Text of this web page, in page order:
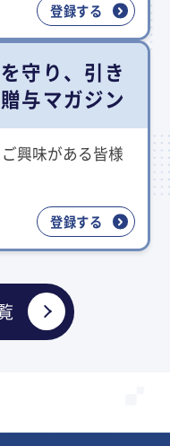
登録する
守り、引き
与マガジン
興味がある皆様
登録する